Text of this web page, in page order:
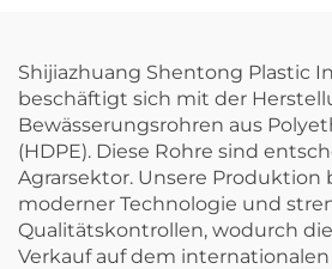
Shijiazhuang Shentong Plastic
beschäftigt sich mit der
Bewässerungsrohren aus
(HDPE). Diese Rohre sind
Agrarsektor. Unsere Produktion
moderner Technologie und
Qualitätskontrollen, wodurch
Verkauf auf dem